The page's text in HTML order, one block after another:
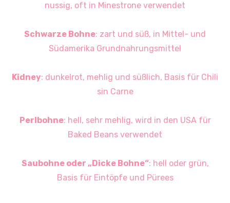
nussig, oft in Minestrone verwendet
Schwarze Bohne: zart und süß, in Mittel- und
Südamerika Grundnahrungsmittel
Kidney: dunkelrot, mehlig und süßlich, Basis für Chili
sin Carne
Perlbohne: hell, sehr mehlig, wird in den USA für
Baked Beans verwendet
Saubohne oder „Dicke Bohne“: hell oder grün,
Basis für Eintöpfe und Pürees